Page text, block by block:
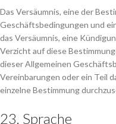
Das Versäumnis, eine der
Geschäftsbedingungen und
das Versäumnis, eine
Verzicht auf diese
dieser Allgemeinen
Vereinbarungen oder ein Teil
einzelne Bestimmung
23. Sprache